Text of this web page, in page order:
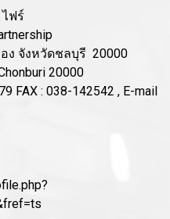
ฟร์
ง จังหวัดชลบุรี 20000
20000
FAX : 038-142542 , E-mail